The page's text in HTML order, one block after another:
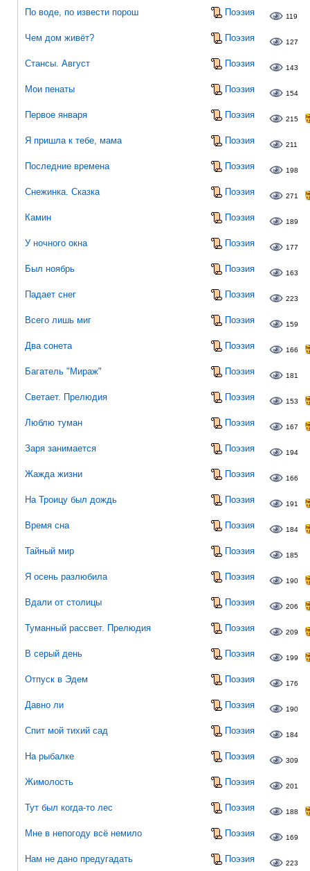
По воде, по извести порош Поэзия 119
Чем дом живёт? Поэзия 127
Стансы. Август Поэзия 143
Мои пенаты Поэзия 154
Первое января Поэзия 215
Я пришла к тебе, мама Поэзия 211
Последние времена Поэзия 198
Снежинка. Сказка Поэзия 271
Камин Поэзия 189
У ночного окна Поэзия 177
Был ноябрь Поэзия 163
Падает снег Поэзия 223
Всего лишь миг Поэзия 159
Два сонета Поэзия 166
Багатель "Мираж" Поэзия 181
Светает. Прелюдия Поэзия 153
Люблю туман Поэзия 167
Заря занимается Поэзия 194
Жажда жизни Поэзия 166
На Троицу был дождь Поэзия 191
Время сна Поэзия 184
Тайный мир Поэзия 185
Я осень разлюбила Поэзия 190
Вдали от столицы Поэзия 206
Туманный рассвет. Прелюдия Поэзия 209
В серый день Поэзия 199
Отпуск в Эдем Поэзия 176
Давно ли Поэзия 190
Спит мой тихий сад Поэзия 184
На рыбалке Поэзия 309
Жимолость Поэзия 201
Тут был когда-то лес Поэзия 188
Мне в непогоду всё немило Поэзия 169
Нам не дано предугадать Поэзия 223